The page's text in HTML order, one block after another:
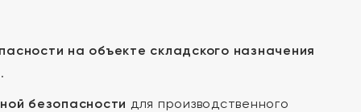
на объекте складского назначения
безопасности для производственного